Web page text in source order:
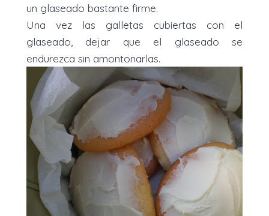
un glaseado bastante firme.
Una vez las galletas cubiertas con el
glaseado, dejar que el glaseado se
endurezca sin amontonarlas.